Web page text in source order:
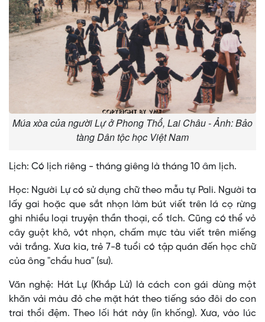
Múa xòa của người Lự ở Phong Thổ, Lai Châu - Ảnh: Bảo
tàng Dân tộc học Việt Nam
Lịch: Có lịch riêng - tháng giêng là tháng 10 âm lịch.
Học: Người Lự có sử dụng chữ theo mẫu tự Pali. Người ta
lấy gai hoặc que sắt nhọn làm bút viết trên lá cọ rừng
ghi nhiều loại truyện thần thoại, cổ tích. Cũng có thể vỏ
cây guột khô, vót nhọn, chấm mực tàu viết trên miếng
vải trắng. Xưa kia, trẻ 7-8 tuổi có tập quán đến học chữ
của ông "chẩu hua" (sư).
Văn nghệ: Hát Lự (Khắp Lử) là cách con gái dùng một
khăn vải màu đỏ che mặt hát theo tiếng sáo đôi do con
trai thổi đệm. Theo lối hát này (ỉn khống). Xưa, vào lúc